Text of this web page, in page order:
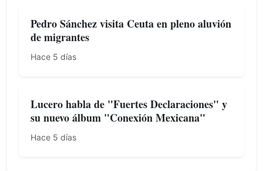
Pedro Sánchez visita Ceuta en pleno aluvión
de migrantes
Hace 5 días
Lucero habla de "Fuertes Declaraciones" y
su nuevo álbum "Conexión Mexicana"
Hace 5 días